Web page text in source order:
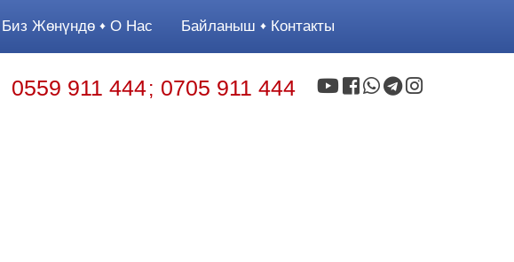
Биз Жөнүндө О Нас Байланыш Контакты
0559 911 444; 0705 911 444